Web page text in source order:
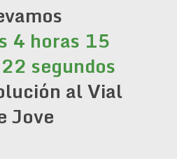
4 horas 15
segundos
al Vial
Jove